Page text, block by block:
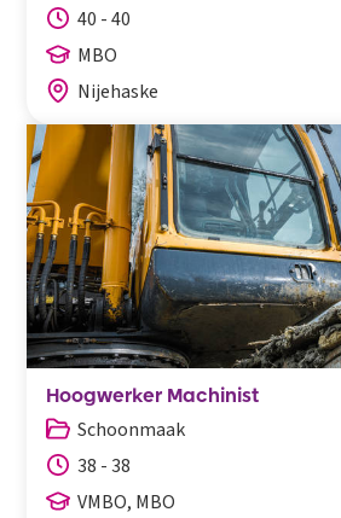
40 - 40
MBO
Nijehaske
Hoogwerker Machinist
Schoonmaak
38 - 38
VMBO, MBO